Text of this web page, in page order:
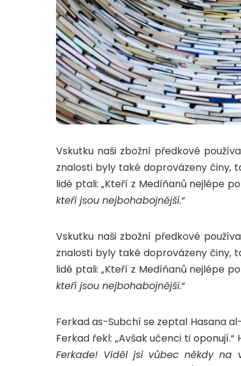
znalosti byly také doprovázeny činy,
lidé ptali: „Kteří z Medíňanů nejlépe
kteří jsou nejbohabojnější.“
znalosti byly také doprovázeny činy,
lidé ptali: „Kteří z Medíňanů nejlépe
kteří jsou nejbohabojnější.“
Ferkad as-Subchí se zeptal Hasana
Ferkad řekl: „Avšak učenci ti oponují.“
Ferkade! Viděl jsi vůbec někdy na